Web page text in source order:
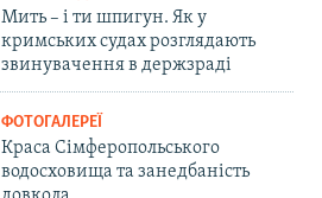
Мить – і ти шпигун. Як у
кримських судах розглядають
звинувачення в держзраді
ФОТОГАЛЕРЕЇ
Краса Сімферопольського
водосховища та занедбаність